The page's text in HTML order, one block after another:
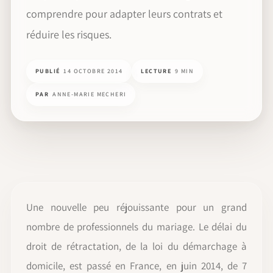
comprendre pour adapter leurs contrats et
réduire les risques.
PUBLIÉ 14 OCTOBRE 2014 LECTURE 9 MIN
PAR ANNE-MARIE MECHERI
Une nouvelle peu réjouissante pour un grand
nombre de professionnels du mariage. Le délai du
droit de rétractation, de la loi du démarchage à
domicile, est passé en France, en juin 2014, de 7